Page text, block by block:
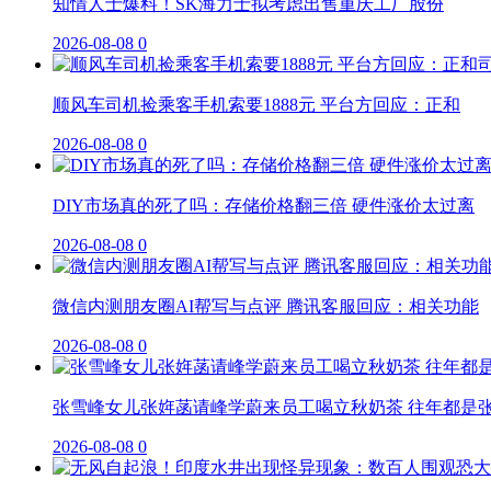
2026-08-08 0
顺风车司机捡乘客手机索要1888元 平台方回应：正和
2026-08-08 0
DIY市场真的死了吗：存储价格翻三倍 硬件涨价太过离
2026-08-08 0
微信内测朋友圈AI帮写与点评 腾讯客服回应：相关功能
2026-08-08 0
张雪峰女儿张姩菡请峰学蔚来员工喝立秋奶茶 往年都是
2026-08-08 0